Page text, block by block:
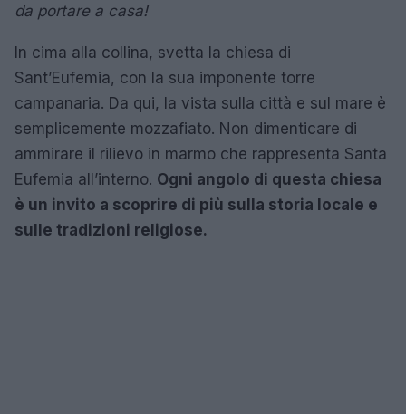
da portare a casa!
In cima alla collina, svetta la chiesa di
Sant’Eufemia, con la sua imponente torre
campanaria. Da qui, la vista sulla città e sul mare è
semplicemente mozzafiato. Non dimenticare di
ammirare il rilievo in marmo che rappresenta Santa
Eufemia all’interno. Ogni angolo di questa chiesa
è un invito a scoprire di più sulla storia locale e
sulle tradizioni religiose.